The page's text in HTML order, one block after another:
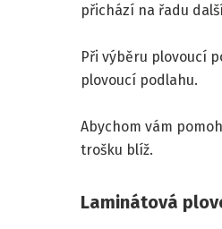
přichází na řadu
Při výběru plovoucí
plovoucí podlahu.
Abychom vám
trošku blíž.
Laminátová